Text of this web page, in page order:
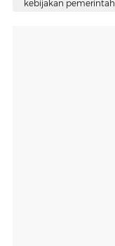
kebijakan pemerintah